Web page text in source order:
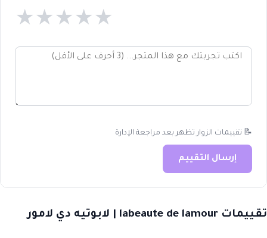
★ ★ ★ ★ ★
📝 تقييمات الزوار تظهر بعد مراجعة الإدارة
إرسال التقييم
تقييمات labeaute de lamour | لابوتيه دي لامور